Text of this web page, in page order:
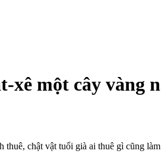
một cây vàng
chật vật tuổi già ai thuê gì cũng